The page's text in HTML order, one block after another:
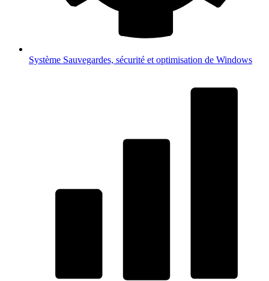
Système Sauvegardes, sécurité et optimisation de Windows